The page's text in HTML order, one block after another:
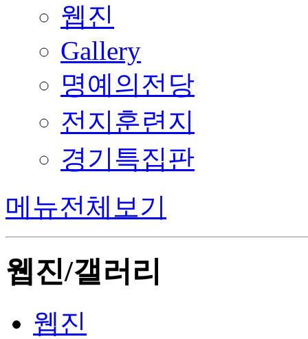
웹진
Gallery
명예의전당
전지훈련지
경기특집판
메뉴전체보기
웹진/갤러리
웹진